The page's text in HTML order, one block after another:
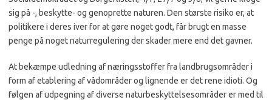
sig på -, beskytte- og genoprette naturen. Den største risiko er, at
politikere i deres iver for at gøre noget godt, får brugt en masse
penge på noget naturregulering der skader mere end det gavner.
At bekæmpe udledning af næringsstoffer fra landbrugsområder i
form af etablering af vådområder og lignende er det rene idioti. Og
følgen af udpegning af diverse naturbeskyttelsesområder er med til